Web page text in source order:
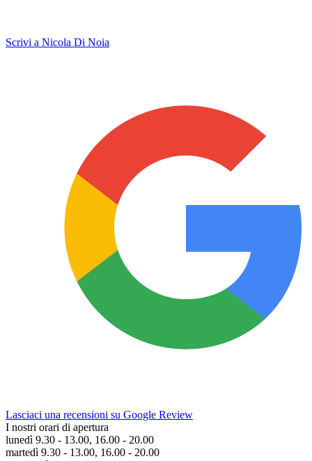
Scrivi a Nicola Di Noia
Lasciaci una recensioni su Google Review
I nostri orari di apertura
lunedì 9.30 - 13.00, 16.00 - 20.00
martedì 9.30 - 13.00, 16.00 - 20.00